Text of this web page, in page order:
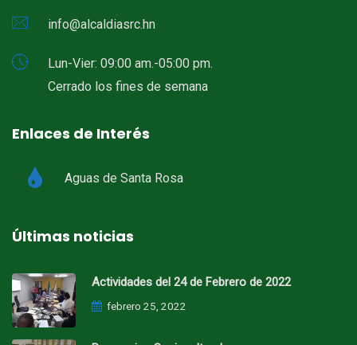
info@alcaldiasrc.hn
Lun-Vier: 09:00 am.-05:00 pm.
Cerrado los fines de semana
Enlaces de Interés
Aguas de Santa Rosa
Últimas noticias
Actividades del 24 de Febrero de 2022
febrero 25, 2022